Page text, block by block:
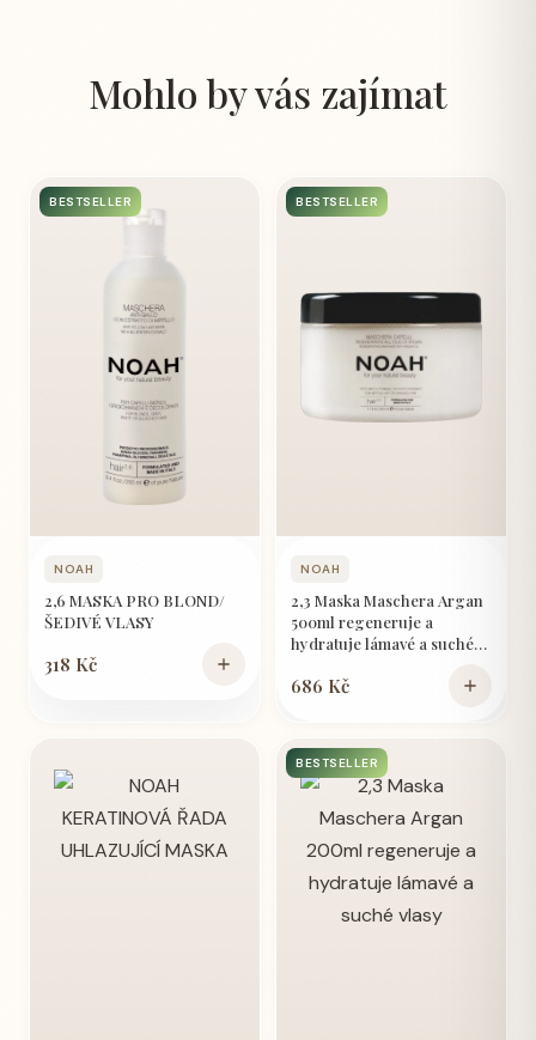
Mohlo by vás zajímat
BESTSELLER
NOAH
2,6 MASKA PRO BLOND/
ŠEDIVÉ VLASY
318 Kč
BESTSELLER
NOAH
2,3 Maska Maschera Argan
500ml regeneruje a
hydratuje lámavé a suché
686 Kč
BESTSELLER